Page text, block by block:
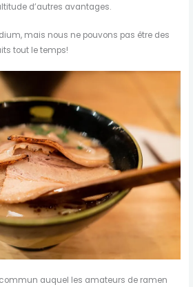
d’autres avantages.
mais nous ne pouvons pas être des
tout le temps!
auquel les amateurs de ramen